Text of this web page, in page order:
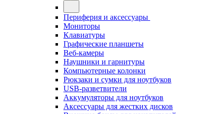
Периферия и аксессуары
Мониторы
Клавиатуры
Графические планшеты
Веб-камеры
Наушники и гарнитуры
Компьютерные колонки
Рюкзаки и сумки для ноутбуков
USB-разветвители
Аккумуляторы для ноутбуков
Аксессуары для жестких дисков